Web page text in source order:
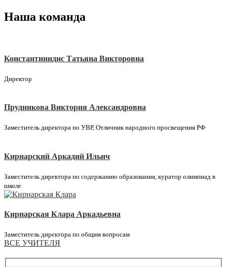
Наша команда
Константинидис Татьяна Викторовна
Директор
Прудникова Виктория Александровна
Заместитель директора по УВР, Отличник народного просвещения РФ
Кирнарский Аркадий Ильич
Заместитель директора по содержанию образования, куратор олимпиад в
школе
Кирнарская Клара Аркадьевна
Заместитель директора по общим вопросам
ВСЕ УЧИТЕЛЯ